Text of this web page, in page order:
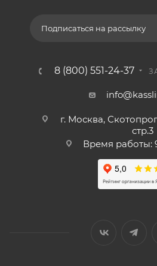
Подписаться на рассылку
8 (800) 551-24-37
г. Москва,
стр.3
Время работы: